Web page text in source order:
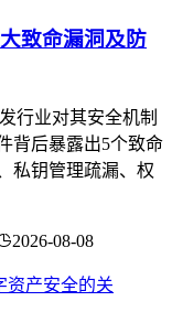
致命漏洞及防
行业对其安全机制
背后暴露出5个致命
私钥管理疏漏、权
2026-08-08